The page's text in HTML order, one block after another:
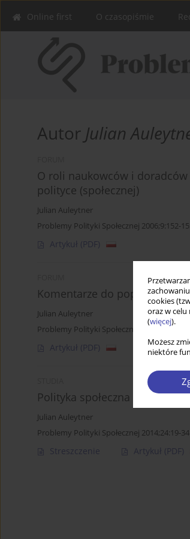
cookies
oraz w
(więcej).
Możesz
niektóre
Online first O czasopiśmie
Autor Julian
O roli naukowców i doradców
polityce (społecznej)
Julian Auleytner
Problemy Polityki Społecznej 2006;9:152-
Artykuł (PDF)
Komentarze do poprzednich
Julian Auleytner
Problemy Polityki Społecznej 2005;8:246-248
Artykuł (PDF)
Polityka społeczna w
Julian Auleytner
Problemy Polityki Społecznej 2014;24:19-34
Streszczenie Artykuł (PDF)